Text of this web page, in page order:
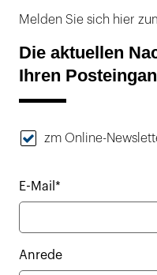
Melden Sie sich hier
Die aktuellen
Ihren
zm Online-
E-Mail*
Anrede